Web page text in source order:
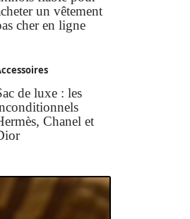
un vêtement
cher en ligne
de luxe : les
Chanel et